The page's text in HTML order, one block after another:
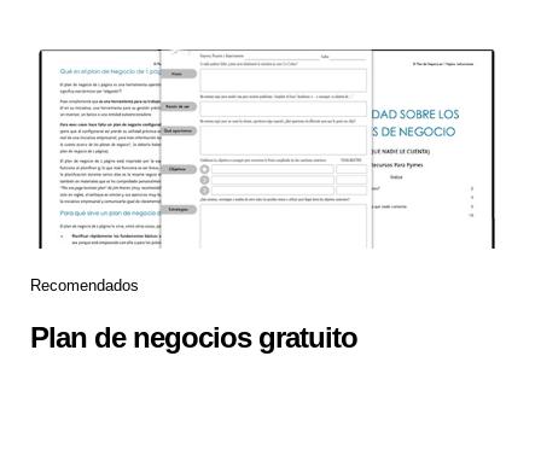
Recomendados
Plan de negocios gratuito